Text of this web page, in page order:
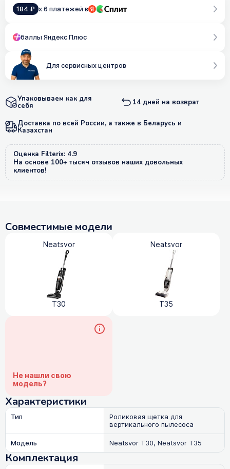
184 ₽ x 6 платежей в
баллы Яндекс Плюс
Для сервисных центров
Упаковываем как для
себя 14 дней на возврат
Доставка по всей России, а также в Беларусь и
Казахстан
Оценка Filterix: 4.9
На основе 100+ тысяч отзывов наших довольных
клиентов!
Совместимые модели
Neatsvor
T30
Neatsvor
T35
Не нашли свою
модель?
Характеристики
Тип Роликовая щетка для
вертикального пылесоса
Модель
Neatsvor T30, Neatsvor T35
Комплектация